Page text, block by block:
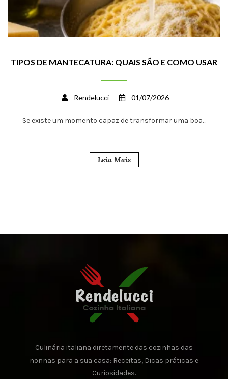
TIPOS DE MANTECATURA: QUAIS SÃO E COMO USAR
Rendelucci 01/07/2026
Se existe um momento capaz de transformar uma boa…
Leia Mais
Culinária italiana diretamente das cozinhas das
nonnas para a sua casa: Receitas, Dicas práticas e
Curiosidades.